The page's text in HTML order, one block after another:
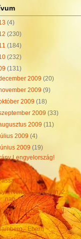
(4)
(230)
(184)
(232)
(131)
2009(20)
2009(9)
2009(18)
2009(33)
2009(11)
2009(4)
2009(19)
Lengyelország!
& Én
- Linz
Német OB, Ebern, 2.
nap
Német OB, Ebern, 1.
nap
- Ebern